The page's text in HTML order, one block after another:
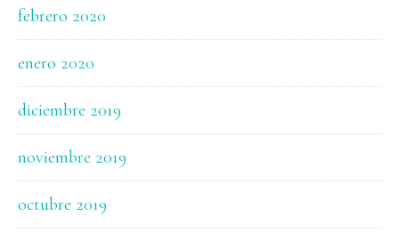
febrero 2020
enero 2020
diciembre 2019
noviembre 2019
octubre 2019